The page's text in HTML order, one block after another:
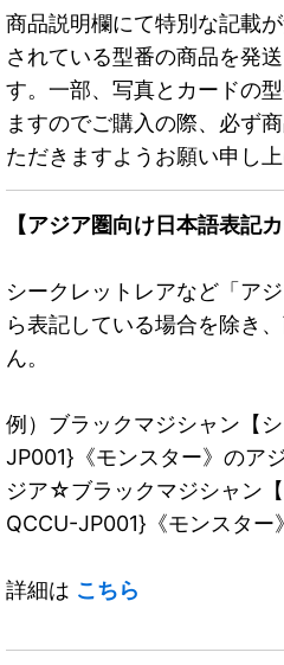
商品説明欄にて特別な記載
されている型番の商品を発
す。一部、写真とカードの
ますのでご購入の際、必ず
ただきますようお願い申し上
【アジア圏向け日本語表記
シークレットレアなど「ア
ら表記している場合を除き
ん。
例）ブラックマジシャン【
JP001}《モンスター》のア
ジア☆ブラックマジシャン
QCCU-JP001}《モンスター》
詳細は こちら